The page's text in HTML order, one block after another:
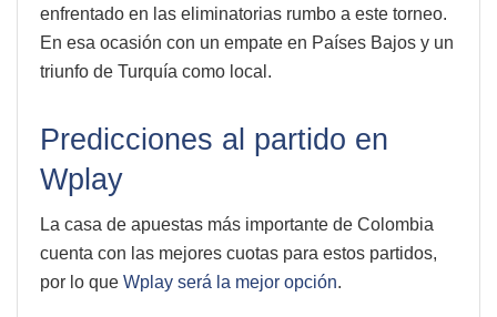
enfrentado en las eliminatorias rumbo a este torneo.
En esa ocasión con un empate en Países Bajos y un
triunfo de Turquía como local.
Predicciones al partido en
Wplay
La casa de apuestas más importante de Colombia
cuenta con las mejores cuotas para estos partidos,
por lo que Wplay será la mejor opción.